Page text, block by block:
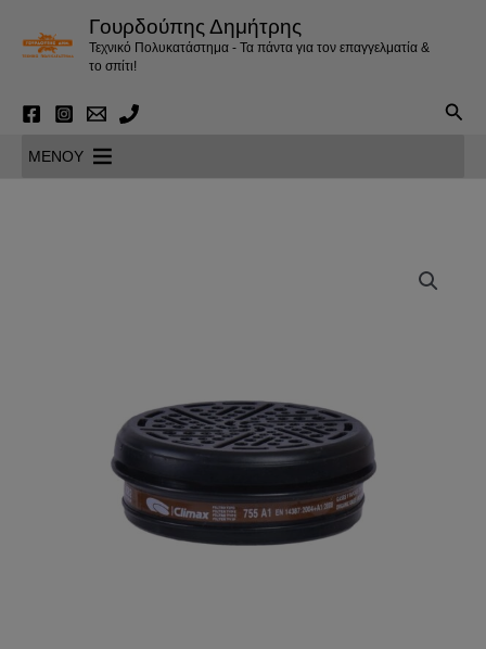
περιεχόμενο
Γουρδούπης Δημήτρης
Τεχνικό Πολυκατάστημα - Τα πάντα για τον επαγγελματία &
το σπίτι!
MENOY